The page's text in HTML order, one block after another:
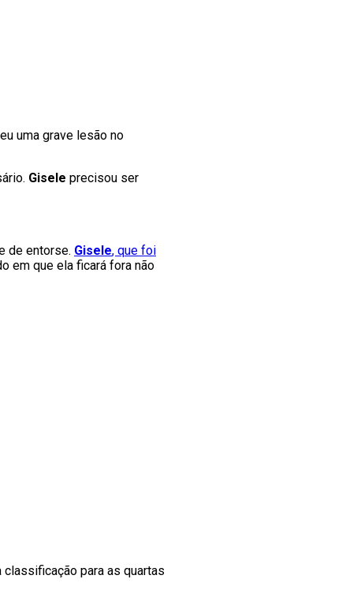
uma grave lesão no
Gisele precisou ser
de entorse. Gisele, que foi
em que ela ficará fora não
classificação para as quartas